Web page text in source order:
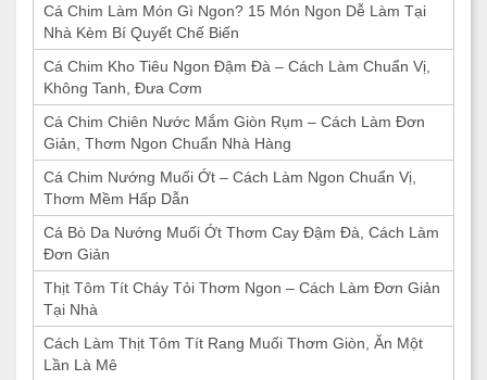
Cá Chim Làm Món Gì Ngon? 15 Món Ngon Dễ Làm Tại
Nhà Kèm Bí Quyết Chế Biến
Cá Chim Kho Tiêu Ngon Đậm Đà – Cách Làm Chuẩn Vị,
Không Tanh, Đưa Cơm
Cá Chim Chiên Nước Mắm Giòn Rụm – Cách Làm Đơn
Giản, Thơm Ngon Chuẩn Nhà Hàng
Cá Chim Nướng Muối Ớt – Cách Làm Ngon Chuẩn Vị,
Thơm Mềm Hấp Dẫn
Cá Bò Da Nướng Muối Ớt Thơm Cay Đậm Đà, Cách Làm
Đơn Giản
Thịt Tôm Tít Cháy Tỏi Thơm Ngon – Cách Làm Đơn Giản
Tại Nhà
Cách Làm Thịt Tôm Tít Rang Muối Thơm Giòn, Ăn Một
Lần Là Mê